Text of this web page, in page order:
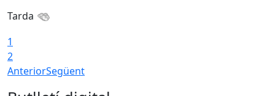
Tarda
1
2
AnteriorSegüent